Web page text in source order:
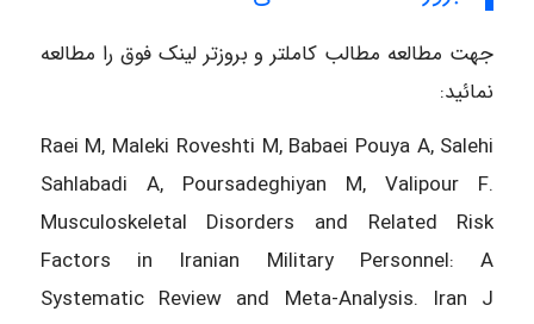
جهت مطالعه مطالب کاملتر و بروزتر لینک فوق را مطالعه
نمائید:
Raei M, Maleki Roveshti M, Babaei Pouya A, Salehi
Sahlabadi A, Poursadeghiyan M, Valipour F.
Musculoskeletal Disorders and Related Risk
Factors in Iranian Military Personnel: A
Systematic Review and Meta-Analysis. Iran J